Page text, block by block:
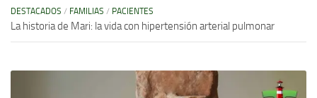
DESTACADOS / FAMILIAS / PACIENTES
La historia de Mari: la vida con hipertensión arterial pulmonar